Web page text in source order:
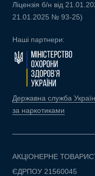
Ліцензія б/н від
21.01.2025 № 93-25)
Наші партнери:
Державна служба
за наркотиками
АКЦІОНЕРНЕ
ЄДРПОУ 21560045